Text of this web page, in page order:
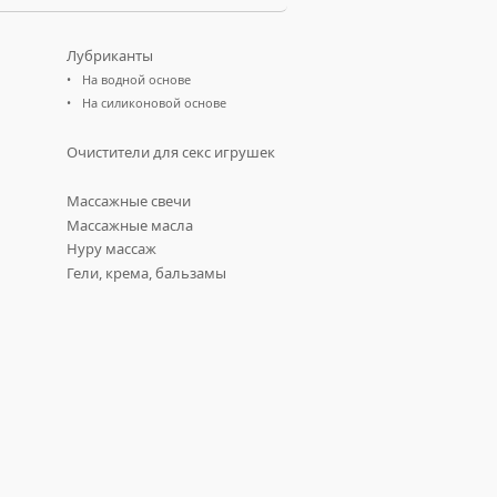
Лубриканты
На водной основе
На силиконовой основе
Очистители для секс игрушек
Массажные свечи
Массажные масла
Нуру массаж
Гели, крема, бальзамы